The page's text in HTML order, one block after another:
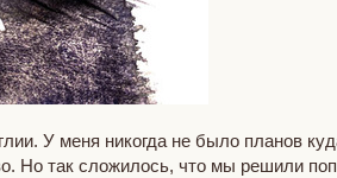
У меня никогда не было планов
Но так сложилось, что мы решили